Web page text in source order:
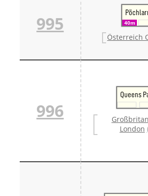
995 40m
Österreich
996
Queens
London